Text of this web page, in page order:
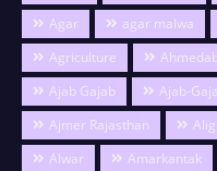
Agar
agar malwa
Agriculture
Ajab Gajab
Ajab-
Ajmer Rajasthan
Alwar
Amarkantak